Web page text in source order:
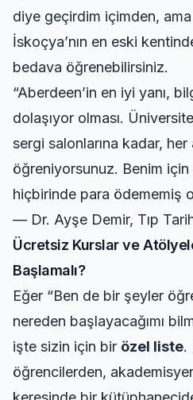
diye geçirdim içimden,
İskoçya’nın en eski
bedava öğrenebilirsiniz.
“Aberdeen’in en iyi yanı,
dolaşıyor olması.
sergi salonlarına kadar,
öğreniyorsunuz. Benim
hiçbirinde para ödememiş
— Dr. Ayşe Demir, Tıp
Ücretsiz Kurslar ve
Başlamalı?
Eğer “Ben de bir şeyler
nereden başlayacağımı
işte sizin için bir özel liste.
öğrencilerden,